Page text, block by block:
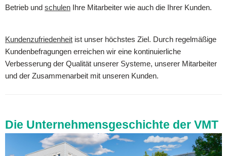
Betrieb und schulen Ihre Mitarbeiter wie auch die Ihrer Kunden.
Kundenzufriedenheit ist unser höchstes Ziel. Durch regelmäßige
Kundenbefragungen erreichen wir eine kontinuierliche
Verbesserung der Qualität unserer Systeme, unserer Mitarbeiter
und der Zusammenarbeit mit unseren Kunden.
Die Unternehmensgeschichte der VMT